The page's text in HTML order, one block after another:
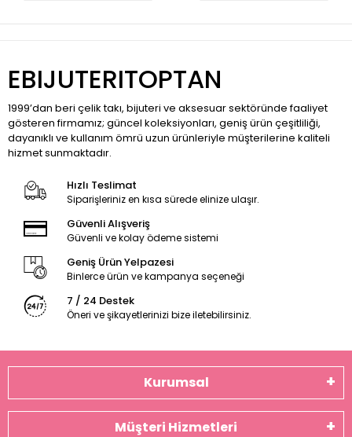
EBIJUTERITOPTAN
1999’dan beri çelik takı, bijuteri ve aksesuar sektöründe faaliyet
gösteren firmamız; güncel koleksiyonları, geniş ürün çeşitliliği,
dayanıklı ve kullanım ömrü uzun ürünleriyle müşterilerine kaliteli
hizmet sunmaktadır.
Hızlı Teslimat
Siparişleriniz en kısa sürede elinize ulaşır.
Güvenli Alışveriş
Güvenli ve kolay ödeme sistemi
Geniş Ürün Yelpazesi
Binlerce ürün ve kampanya seçeneği
7 / 24 Destek
Öneri ve şikayetlerinizi bize iletebilirsiniz.
Kurumsal
Müşteri Hizmetleri